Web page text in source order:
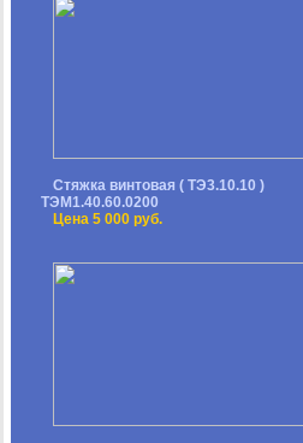
Стяжка винтовая ( ТЭ3.10.10 )
ТЭМ1.40.60.0200
Цена 5 000 руб.